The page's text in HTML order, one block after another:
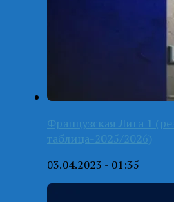
Французская Лига 1
таблица-2025/2026)
03.04.2023 - 01:35